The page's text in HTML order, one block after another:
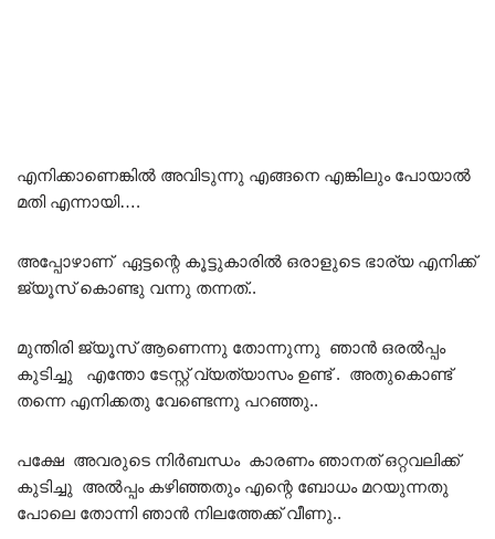
എനിക്കാണെങ്കിൽ അവിടുന്നു എങ്ങനെ എങ്കിലും പോയാൽ
മതി എന്നായി….
അപ്പോഴാണ് ഏട്ടന്റെ കൂട്ടുകാരിൽ ഒരാളുടെ ഭാര്യ എനിക്ക്
ജ്യൂസ്‌ കൊണ്ടു വന്നു തന്നത്..
മുന്തിരി ജ്യൂസ്‌ ആണെന്നു തോന്നുന്നു ഞാൻ ഒരൽപ്പം
കുടിച്ചു എന്തോ ടേസ്റ്റ് വ്യത്യാസം ഉണ്ട് . അതുകൊണ്ട്
തന്നെ എനിക്കതു വേണ്ടെന്നു പറഞ്ഞു..
പക്ഷേ അവരുടെ നിർബന്ധം കാരണം ഞാനത് ഒറ്റവലിക്ക്
കുടിച്ചു അൽപ്പം കഴിഞ്ഞതും എന്റെ ബോധം മറയുന്നതു
പോലെ തോന്നി ഞാൻ നിലത്തേക്ക് വീണു..